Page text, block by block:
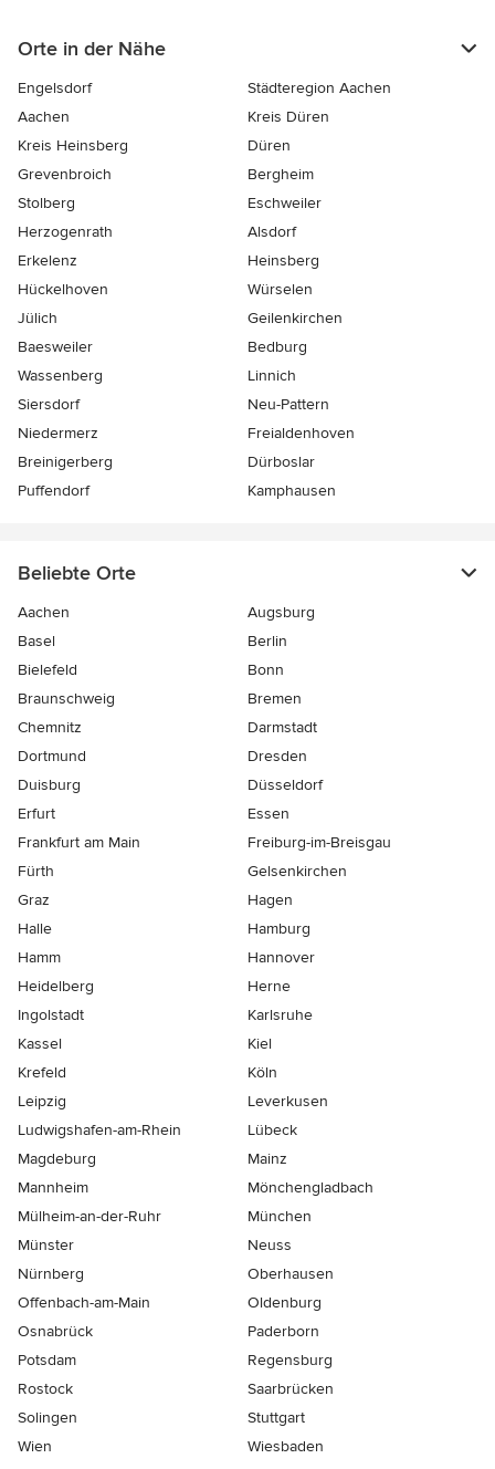
Orte in der Nähe
Engelsdorf
Städteregion Aachen
Aachen
Kreis Düren
Kreis Heinsberg
Düren
Grevenbroich
Bergheim
Stolberg
Eschweiler
Herzogenrath
Alsdorf
Erkelenz
Heinsberg
Hückelhoven
Würselen
Jülich
Geilenkirchen
Baesweiler
Bedburg
Wassenberg
Linnich
Siersdorf
Neu-Pattern
Niedermerz
Freialdenhoven
Breinigerberg
Dürboslar
Puffendorf
Kamphausen
Beliebte Orte
Aachen
Augsburg
Basel
Berlin
Bielefeld
Bonn
Braunschweig
Bremen
Chemnitz
Darmstadt
Dortmund
Dresden
Duisburg
Düsseldorf
Erfurt
Essen
Frankfurt am Main
Freiburg-im-Breisgau
Fürth
Gelsenkirchen
Graz
Hagen
Halle
Hamburg
Hamm
Hannover
Heidelberg
Herne
Ingolstadt
Karlsruhe
Kassel
Kiel
Krefeld
Köln
Leipzig
Leverkusen
Ludwigshafen-am-Rhein
Lübeck
Magdeburg
Mainz
Mannheim
Mönchen­gladbach
Mülheim-an-der-Ruhr
München
Münster
Neuss
Nürnberg
Oberhausen
Offenbach-am-Main
Oldenburg
Osnabrück
Paderborn
Potsdam
Regensburg
Rostock
Saarbrücken
Solingen
Stuttgart
Wien
Wiesbaden